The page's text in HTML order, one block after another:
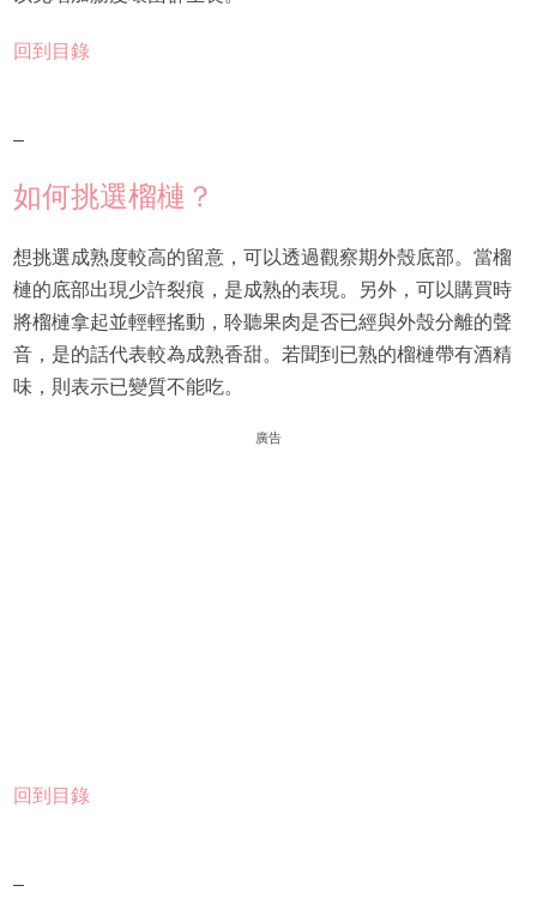
回到目錄
–
如何挑選榴槤？
想挑選成熟度較高的留意，可以透過觀察期外殼底部。當榴
槤的底部出現少許裂痕，是成熟的表現。另外，可以購買時
將榴槤拿起並輕輕搖動，聆聽果肉是否已經與外殼分離的聲
音，是的話代表較為成熟香甜。若聞到已熟的榴槤帶有酒精
味，則表示已變質不能吃。
廣告
回到目錄
–